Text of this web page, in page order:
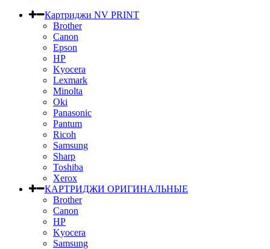
Картриджи NV PRINT
Brother
Canon
Epson
HP
Kyocera
Lexmark
Minolta
Oki
Panasonic
Pantum
Ricoh
Samsung
Sharp
Toshiba
Xerox
КАРТРИДЖИ ОРИГИНАЛЬНЫЕ
Brother
Canon
HP
Kyocera
Samsung